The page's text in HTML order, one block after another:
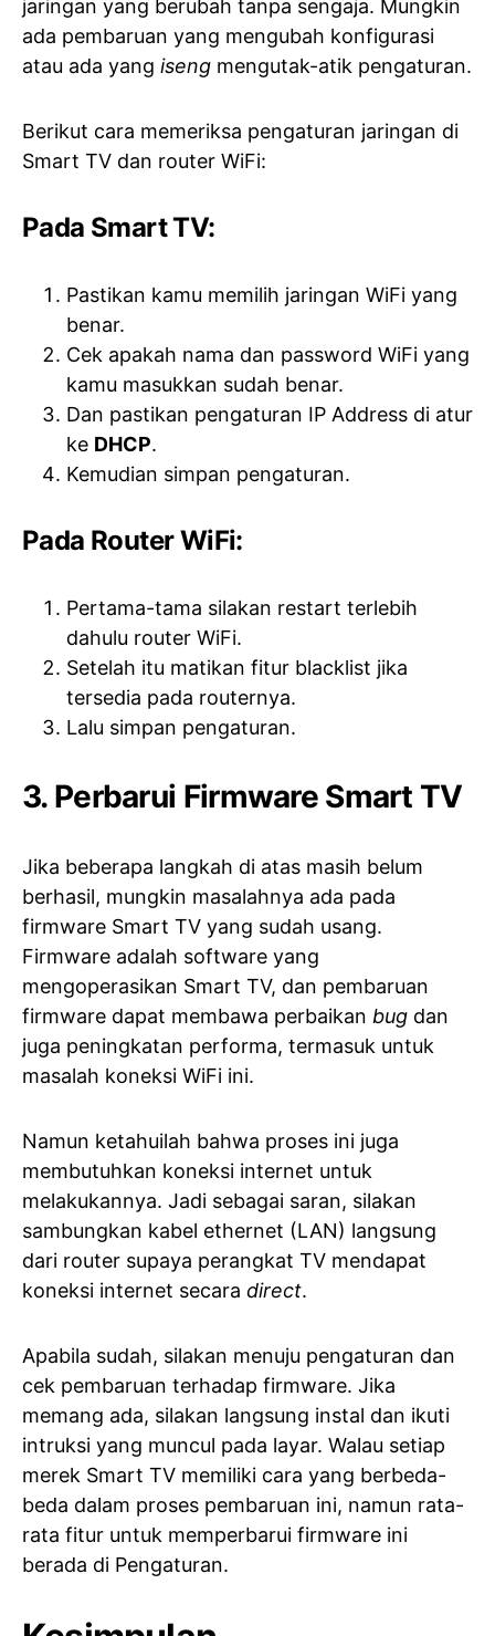
jaringan yang berubah tanpa sengaja. Mungkin
ada pembaruan yang mengubah konfigurasi
atau ada yang iseng mengutak-atik pengaturan.
Berikut cara memeriksa pengaturan jaringan di
Smart TV dan router WiFi:
Pada Smart TV:
Pastikan kamu memilih jaringan WiFi yang
benar.
Cek apakah nama dan password WiFi yang
kamu masukkan sudah benar.
Dan pastikan pengaturan IP Address di atur
ke DHCP.
Kemudian simpan pengaturan.
Pada Router WiFi:
Pertama-tama silakan restart terlebih
dahulu router WiFi.
Setelah itu matikan fitur blacklist jika
tersedia pada routernya.
Lalu simpan pengaturan.
3. Perbarui Firmware Smart TV
Jika beberapa langkah di atas masih belum
berhasil, mungkin masalahnya ada pada
firmware Smart TV yang sudah usang.
Firmware adalah software yang
mengoperasikan Smart TV, dan pembaruan
firmware dapat membawa perbaikan bug dan
juga peningkatan performa, termasuk untuk
masalah koneksi WiFi ini.
Namun ketahuilah bahwa proses ini juga
membutuhkan koneksi internet untuk
melakukannya. Jadi sebagai saran, silakan
sambungkan kabel ethernet (LAN) langsung
dari router supaya perangkat TV mendapat
koneksi internet secara direct.
Apabila sudah, silakan menuju pengaturan dan
cek pembaruan terhadap firmware. Jika
memang ada, silakan langsung instal dan ikuti
intruksi yang muncul pada layar. Walau setiap
merek Smart TV memiliki cara yang berbeda-
beda dalam proses pembaruan ini, namun rata-
rata fitur untuk memperbarui firmware ini
berada di Pengaturan.